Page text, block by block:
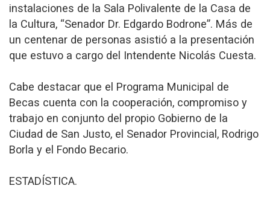
instalaciones de la Sala Polivalente de la Casa de
la Cultura, “Senador Dr. Edgardo Bodrone”. Más de
un centenar de personas asistió a la presentación
que estuvo a cargo del Intendente Nicolás Cuesta.
Cabe destacar que el Programa Municipal de
Becas cuenta con la cooperación, compromiso y
trabajo en conjunto del propio Gobierno de la
Ciudad de San Justo, el Senador Provincial, Rodrigo
Borla y el Fondo Becario.
ESTADÍSTICA.